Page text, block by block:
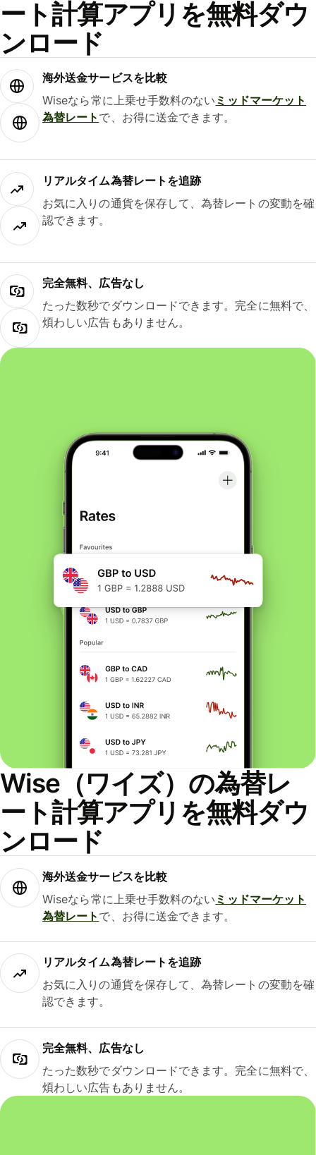
ート計算アプリを無料ダウ
ンロード
海外送金サービスを比較
Wiseなら常に上乗せ手数料のない ミッドマーケット
為替レート で、お得に送金できます。
リアルタイム為替レートを追跡
お気に入りの通貨を保存して、為替レートの変動を確
認できます。
完全無料、広告なし
たった数秒でダウンロードできます。完全に無料で、
煩わしい広告もありません。
Wise（ワイズ）の為替レ
ート計算アプリを無料ダウ
ンロード
海外送金サービスを比較
Wiseなら常に上乗せ手数料のない ミッドマーケット
為替レート で、お得に送金できます。
リアルタイム為替レートを追跡
お気に入りの通貨を保存して、為替レートの変動を確
認できます。
完全無料、広告なし
たった数秒でダウンロードできます。完全に無料で、
煩わしい広告もありません。